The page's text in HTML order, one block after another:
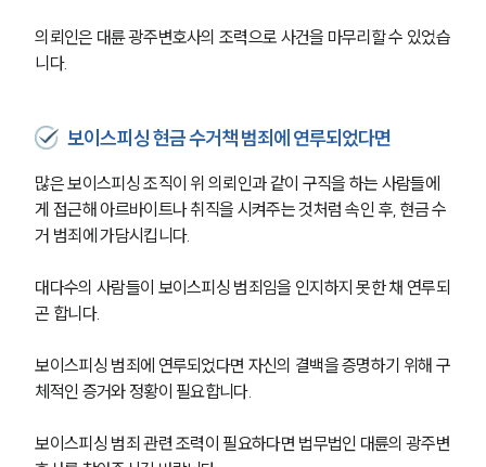
그룹소개
글로벌 파트너 로펌
고객의 소리
업무사례
형사 주요 업무사례
의뢰인은 대륜 광주변호사의 조력으로 사건을 마무리할 수 있었습
니다.
보이스피싱 현금 수거책 범죄에 연루되었다면
많은 보이스피싱 조직이 위 의뢰인과 같이 구직을 하는 사람들에
게 접근해 아르바이트나 취직을 시켜주는 것처럼 속인 후, 현금 수
거 범죄에 가담시킵니다.
대다수의 사람들이 보이스피싱 범죄임을 인지하지 못한 채 연루되
곤 합니다.
보이스피싱 범죄에 연루되었다면 자신의 결백을 증명하기 위해 구
체적인 증거와 정황이 필요합니다.
보이스피싱 범죄 관련 조력이 필요하다면 법무법인 대륜의 광주변